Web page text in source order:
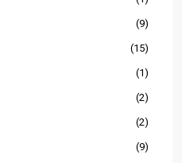
(9)
(15)
(1)
(2)
(2)
(9)